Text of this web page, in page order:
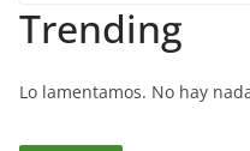
Trending
Lo lamentamos. No hay